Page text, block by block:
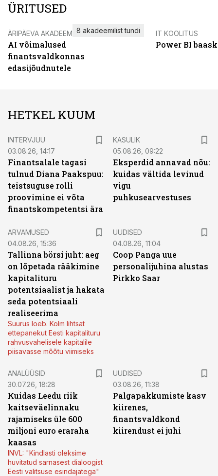
ÜRITUSED
ÄRIPÄEVA AKADEEMIA
AI võimalused
finantsvaldkonnas
edasijõudnutele
8 akadeemilist tundi IT KOOLITUS
Power BI
HETKEL KUUM
INTERVJUU
03.08.26, 14:17
Finantsalale tagasi
tulnud Diana Paakspuu:
teistsuguse rolli
proovimine ei võta
finantskompetentsi ära
KASULIK
05.08.26, 09:22
Eksperdid annavad nõu:
kuidas vältida levinud
vigu
puhkusearvestuses
ARVAMUSED
04.08.26, 15:36
Tallinna börsi juht: aeg
on lõpetada rääkimine
kapitalituru
potentsiaalist ja hakata
seda potentsiaali
realiseerima
Suurus loeb. Kolm lihtsat
ettepanekut Eesti kapitalituru
rahvusvahelisele kapitalile
piisavasse mõõtu viimiseks
UUDISED
04.08.26, 11:04
Coop Panga uue
personalijuhina alustas
Pirkko Saar
ANALÜÜSID
30.07.26, 18:28
Kuidas Leedu riik
kaitseväelinnaku
rajamiseks üle 600
miljoni euro eraraha
kaasas
INVL: "Kindlasti oleksime
huvitatud sarnasest dialoogist
Eesti valitsuse esindajatega"
UUDISED
03.08.26, 11:38
Palgapakkumiste kasv
kiirenes,
finantsvaldkond
kiirendust ei juhi